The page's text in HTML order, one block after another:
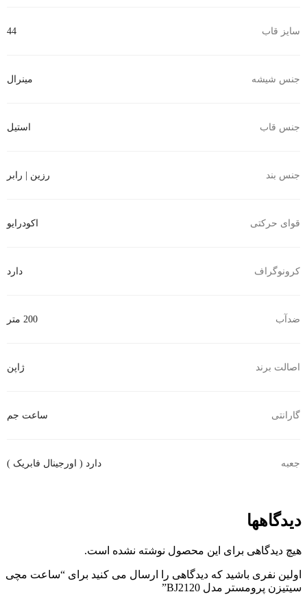
سایز قاب 44
جنس شیشه مینرال
جنس قاب استیل
جنس بند رزین | رابر
قوای حرکتی اکودرایو
کرونوگراف دارد
ضدآب 200 متر
اصالت برند ژاپن
گارانتی ساعت جم
جعبه دارد ( اورجینال فابریک )
دیدگاهها
هیچ دیدگاهی برای این محصول نوشته نشده است.
اولین نفری باشید که دیدگاهی را ارسال می کنید برای “ساعت مچی
سیتیزن پرومستر مدل BJ2120”